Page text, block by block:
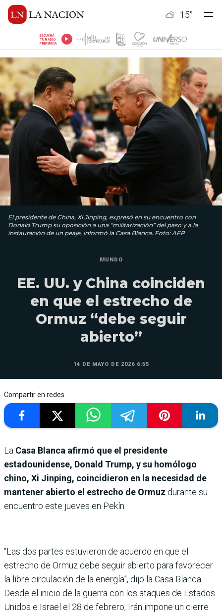
15°
ESCUCHÁ
TU RADIO
PREFERIDA
El presidente de China, Xi Jinping, expresó en su encuentro con
Donald Trump su oposición a una “militarización” del paso y a la
instauración de un peaje, informó la Casa Blanca. Foto: AFP
MUNDO
EE. UU. y China coinciden
en que el estrecho de
Ormuz “debe seguir
abierto”
14 DE MAYO DE 2026 6:55
Compartir en redes
La Casa Blanca afirmó que el presidente
estadounidense, Donald Trump, y su homólogo
chino, Xi Jinping, coincidieron en la necesidad de
mantener abierto el estrecho de Ormuz durante su
encuentro este jueves en Pekín.
“Las dos partes estuvieron de acuerdo en que el
estrecho de Ormuz debe seguir abierto para favorecer
la libre circulación de la energía”, dijo la Casa Blanca.
Desde el inicio de la guerra con los ataques de Estados
Unidos e Israel el 28 de febrero, Irán impone un cierre